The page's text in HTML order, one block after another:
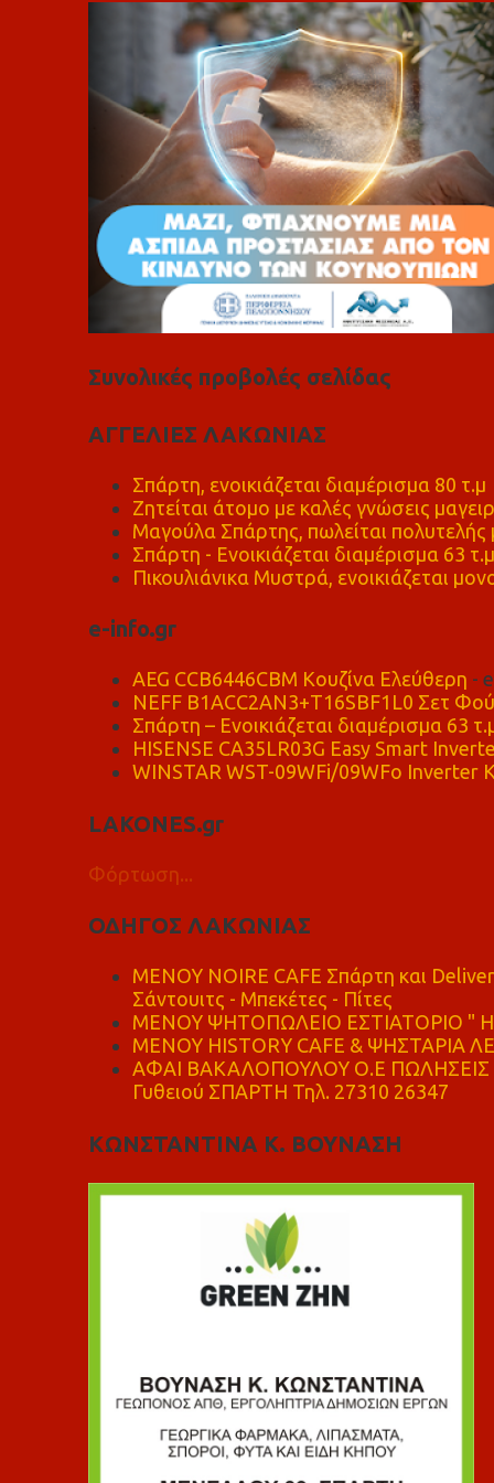
Συνολικές προβολές σελίδας
ΑΓΓΕΛΙΕΣ ΛΑΚΩΝΙΑΣ
Σπάρτη, ενοικιάζεται διαμέρισμα 80 τ.μ
Ζητείται άτομο με καλές γνώσεις
Μαγούλα Σπάρτης, πωλείται πολυτελής
Σπάρτη - Ενοικιάζεται διαμέρισμα 63 τ.μ
Πικουλιάνικα Μυστρά, ενοικιάζεται
e-info.gr
AEG CCB6446CBM Κουζίνα Ελεύθερη -
NEFF B1ACC2AN3+T16SBF1L0 Σετ
Σπάρτη – Ενοικιάζεται διαμέρισμα 63
HISENSE CA35LR03G Easy Smart
WINSTAR WST-09WFi/09WFo Inverter
LAKONES.gr
Φόρτωση...
ΟΔΗΓΟΣ ΛΑΚΩΝΙΑΣ
MENOY NOIRE CAFE Σπάρτη και
Σάντουιτς - Μπεκέτες - Πίτες
ΜΕΝΟΥ ΨΗΤΟΠΩΛΕΙΟ ΕΣΤΙΑΤΟΡΙΟ "
ΜΕΝΟΥ HISTORY CAFE & ΨΗΣΤΑΡΙΑ
ΑΦΑΙ ΒΑΚΑΛΟΠΟΥΛΟΥ Ο.Ε ΠΩΛΗΣΕΙΣ
Γυθειού ΣΠΑΡΤΗ Τηλ. 27310 26347
ΚΩΝΣΤΑΝΤΙΝΑ Κ. ΒΟΥΝΑΣΗ